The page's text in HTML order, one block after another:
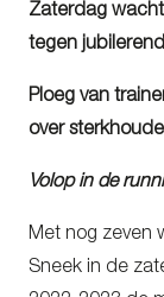
Zaterdag
tegen
Ploeg van
over
Volop in de
Met nog zeven
Sneek in de